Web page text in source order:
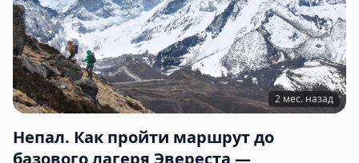
2 мес. назад
Непал. Как пройти маршрут до